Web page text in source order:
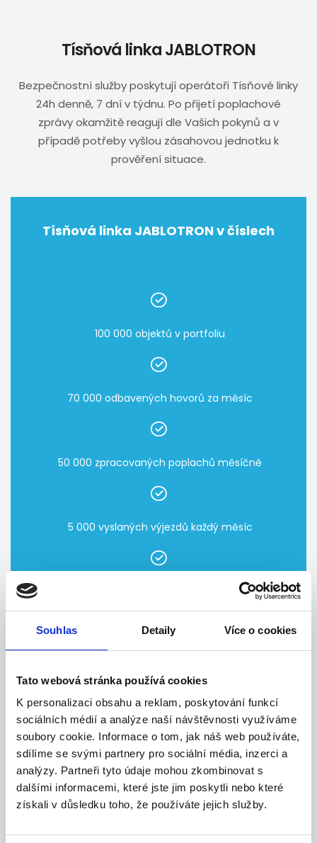
Souhlas Detaily Více o cookies
Tato webová stránka používá cookies
K personalizaci obsahu a reklam, poskytování funkcí
sociálních médií a analýze naší návštěvnosti využíváme
soubory cookie. Informace o tom, jak náš web používáte,
sdílíme se svými partnery pro sociální média, inzerci a
analýzy. Partneři tyto údaje mohou zkombinovat s
dalšími informacemi, které jste jim poskytli nebo které
získali v důsledku toho, že používáte jejich služby.
Tísňová linka JABLOTRON
Bezpečnostní služby poskytují operátoři Tísňové linky
24h denně, 7 dní v týdnu. Po přijetí poplachové
zprávy okamžitě reagují dle Vašich pokynů a v
případě potřeby vyšlou zásahovou jednotku k
prověření situace.
Tísňová linka JABLOTRON v číslech
100 000 objektů v portfoliu
70 000 odbavených hovorů za měsíc
50 000 zpracovaných poplachů měsíčně
5 000 vyslaných výjezdů každý měsíc